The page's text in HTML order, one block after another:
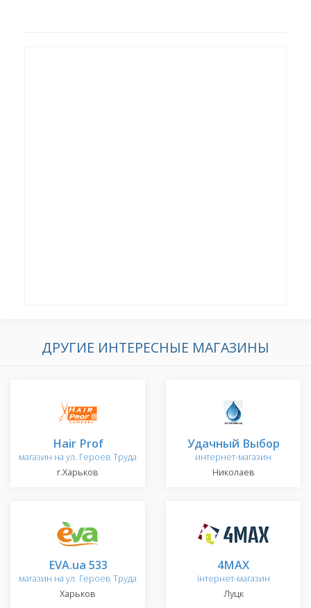
ДРУГИЕ ИНТЕРЕСНЫЕ МАГАЗИНЫ
Hair Prof
магазин на ул. Героев Труда
г.Харьков
Удачный Выбор
интернет-магазин
Николаев
EVA.ua 533
магазин на ул. Героев Труда
Харьков
4MAX
інтернет-магазин
Луцк